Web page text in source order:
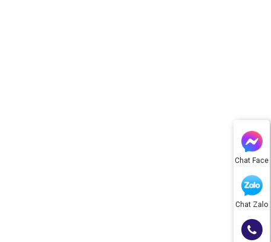
Chat Face
Chat Zalo